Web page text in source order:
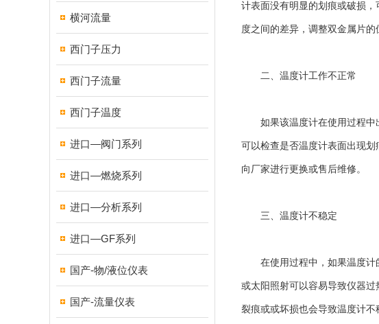
横河流量
西门子压力
西门子流量
西门子温度
进口—阀门系列
进口—燃烧系列
进口—分析系列
进口—GF系列
国产-物/液位仪表
国产-流量仪表
计表面没有明显的划痕或破损
度之间的差异，调整双金属片的
二、温度计工作不正常
如果该温度计在使用过程中出
可以检查是否温度计表面出现
向厂家进行更换或售后维修。
三、温度计不稳定
在使用过程中，如果温度计的
或太阳照射可以容易导致仪器
裂痕或或坏损也会导致温度计不